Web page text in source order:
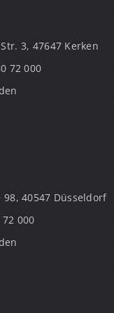
3, 47647 Kerken
72 000
98, 40547 Düsseldorf
000